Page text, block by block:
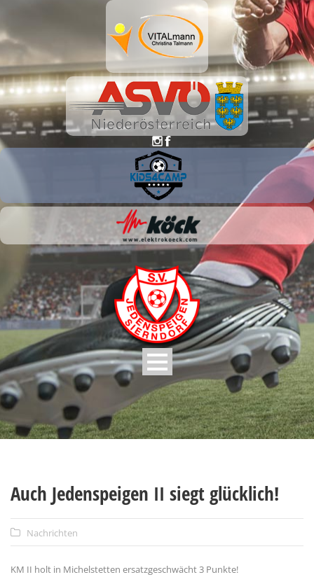
Auch Jedenspeigen II siegt glücklich!
Nachrichten
KM II holt in Michelstetten ersatzgeschwächt 3 Punkte!